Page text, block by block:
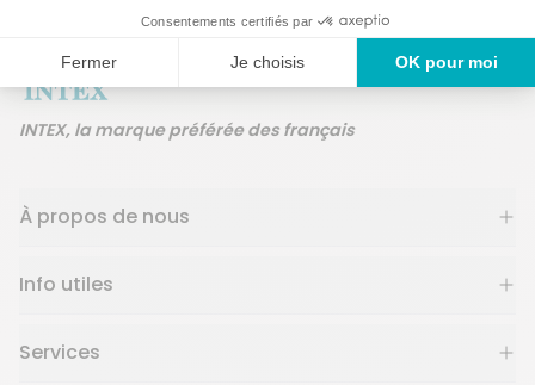
INTEX, la marque préférée des français
À propos de nous
Info utiles
Services